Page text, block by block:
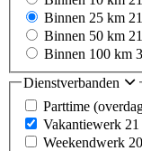
Binnen 25 km 21
Binnen 50 km 21
Binnen 100 km
Dienstverbanden
Parttime
Vakantiewerk 21
Weekendwerk 20